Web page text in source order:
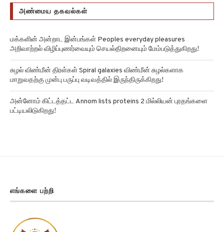
அண்மைய தகவல்கள்
மக்களின் அன்றாட இன்பங்கள் Peoples everyday pleasures
அறிவாற்றல் விழிப்புணர்வையும் செயல்திறனையும் மேம்படுத்துகிறது!
சுழல் விண்மீன் திரள்கள் Spiral galaxies விண்மீன் சுழல்களாக
மாறுவதற்கு முன்பு பருப்பு வடிவத்தில் இருந்திருக்கிறது!
அன்னோம் கிட்டத்தட்ட Annom lists proteins 2 மில்லியன் புரதங்களை
பட்டியலிடுகிறது!
எங்களை பற்றி